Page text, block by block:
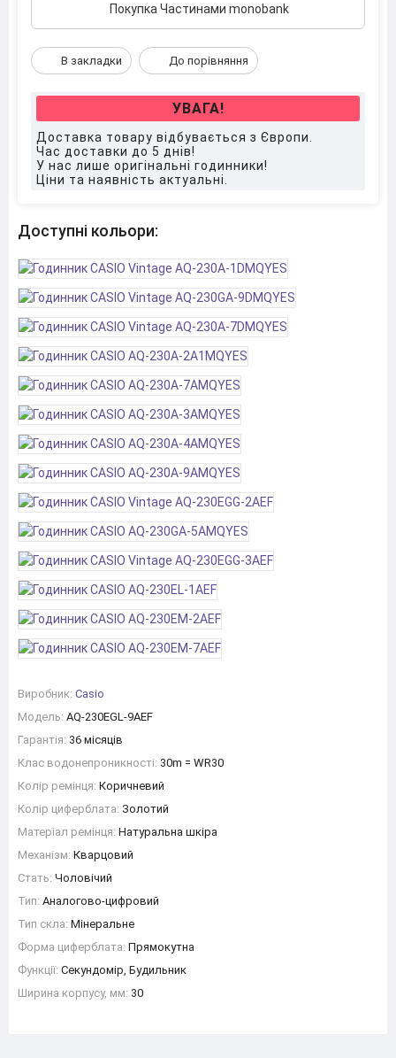
Покупка Частинами monobank
В закладки До порівняння
УВАГА!
Доставка товару відбувається з Європи.
Час доставки до 5 днів!
У нас лише оригінальні годинники!
Ціни та наявність актуальні.
Доступні кольори:
Виробник: Casio
Модель: AQ-230EGL-9AEF
Гарантія: 36 місяців
Клас водонепроникності: 30m = WR30
Колір ремінця: Коричневий
Колір циферблата: Золотий
Матеріал ремінця: Натуральна шкіра
Механізм: Кварцовий
Стать: Чоловічий
Тип: Аналогово-цифровий
Тип скла: Мінеральне
Форма циферблата: Прямокутна
Функції: Секундомір, Будильник
Ширина корпусу, мм: 30